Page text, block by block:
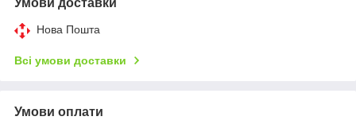
Нова Пошта
Всі умови доставки
Умови оплати